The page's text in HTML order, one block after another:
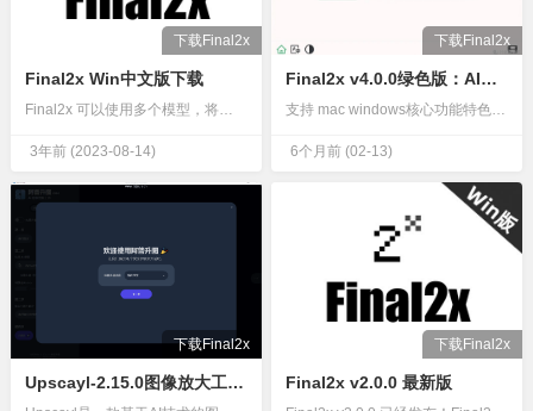
下载Final2x
Final2x Win中文版下载
Final2x 可以使用多个模型，将图像超分辨率到任意大小，以提高图像的分辨率和质量，使其更清晰和更详细。目前，它支持这几个模型：RealCUGAN、RealESRGAN、Waifu2x 和 SRMD…
3年前 (2023-08-14)
下载Final2x
Final2x v4.0.0绿色版：AI图像超分辨率增强工具
支持 mac windows核心功能特色Final2x v4.0.0集成了多项先进技术，以高效图像增强为核心，满足多样化需求。跨平台支持工具兼容Windows x64/arm64、MacOS x64/…
6个月前 (02-13)
下载Final2x
Upscayl-2.15.0图像放大工具（便携版）最新版
下载Final2x
Final2x v2.0.0 最新版